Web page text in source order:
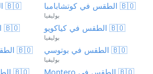
🇧🇴 الطقس في كوتشابامبا
بوليفيا
🇧🇴 الطقس في أورورو
🇧🇴 الطقس في كياكويو
بوليفيا
🇧🇴 الطقس في Tarija
🇧🇴 الطقس في بوتوسي
بوليفيا
🇧🇴 الطقس في Riberalta
🇧🇴 الطقس في Montero 🇧🇴 الطقس في Yacuiba